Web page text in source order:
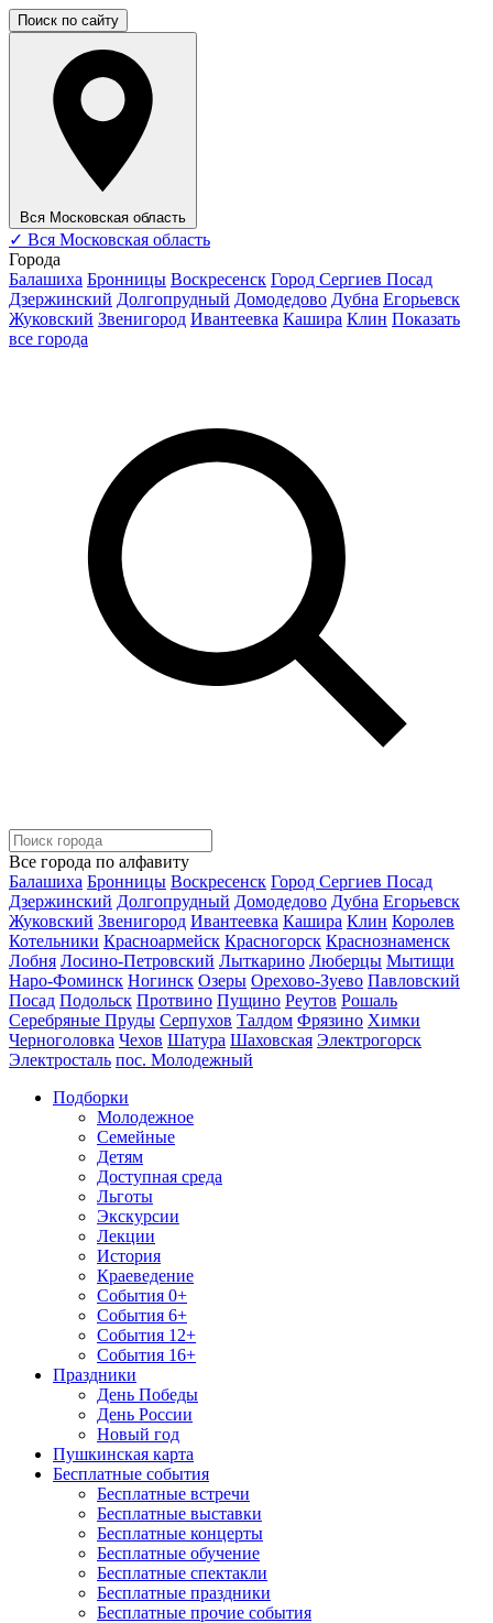
Поиск по сайту
Вся Московская область
✓ Вся Московская область
Города
Балашиха Бронницы Воскресенск Город Сергиев Посад
Дзержинский Долгопрудный Домодедово Дубна Егорьевск
Жуковский Звенигород Ивантеевка Кашира Клин Показать
все города
Все города по алфавиту
Балашиха Бронницы Воскресенск Город Сергиев Посад
Дзержинский Долгопрудный Домодедово Дубна Егорьевск
Жуковский Звенигород Ивантеевка Кашира Клин Королев
Котельники Красноармейск Красногорск Краснознаменск
Лобня Лосино-Петровский Лыткарино Люберцы Мытищи
Наро-Фоминск Ногинск Озеры Орехово-Зуево Павловский
Посад Подольск Протвино Пущино Реутов Рошаль
Серебряные Пруды Серпухов Талдом Фрязино Химки
Черноголовка Чехов Шатура Шаховская Электрогорск
Электросталь пос. Молодежный
Подборки
Молодежное
Семейные
Детям
Доступная среда
Льготы
Экскурсии
Лекции
История
Краеведение
События 0+
События 6+
События 12+
События 16+
Праздники
День Победы
День России
Новый год
Пушкинская карта
Бесплатные события
Бесплатные встречи
Бесплатные выставки
Бесплатные концерты
Бесплатные обучение
Бесплатные спектакли
Бесплатные праздники
Бесплатные прочие события